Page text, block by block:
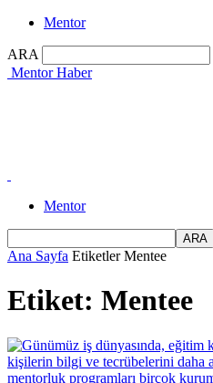
Mentor
ARA
Mentor Haber
Mentor
Ana Sayfa Etiketler Mentee
Etiket: Mentee